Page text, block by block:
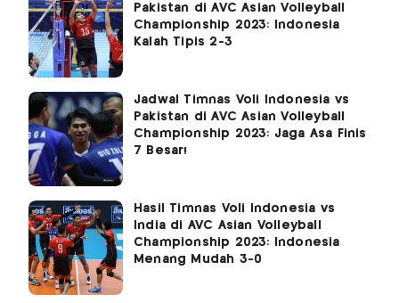
Pakistan di AVC Asian Volleyball
Championship 2023: Indonesia
Kalah Tipis 2-3
Jadwal Timnas Voli Indonesia vs
Pakistan di AVC Asian Volleyball
Championship 2023: Jaga Asa Finis
7 Besar!
Hasil Timnas Voli Indonesia vs
India di AVC Asian Volleyball
Championship 2023: Indonesia
Menang Mudah 3-0